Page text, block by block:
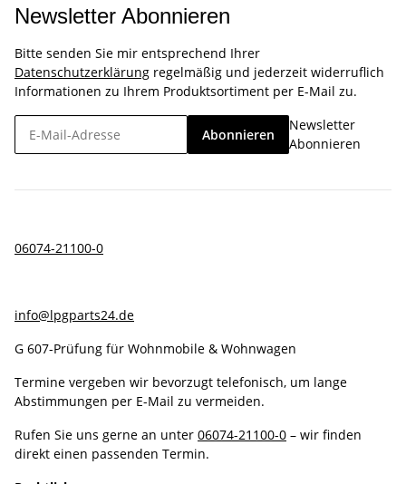
Newsletter Abonnieren
Bitte senden Sie mir entsprechend Ihrer
Datenschutzerklärung regelmäßig und jederzeit widerruflich
Informationen zu Ihrem Produktsortiment per E-Mail zu.
Abonnieren
Newsletter
Abonnieren
06074-21100-0
info@lpgparts24.de
G 607-Prüfung für Wohnmobile & Wohnwagen
Termine vergeben wir bevorzugt telefonisch, um lange
Abstimmungen per E-Mail zu vermeiden.
Rufen Sie uns gerne an unter 06074-21100-0 – wir finden
direkt einen passenden Termin.